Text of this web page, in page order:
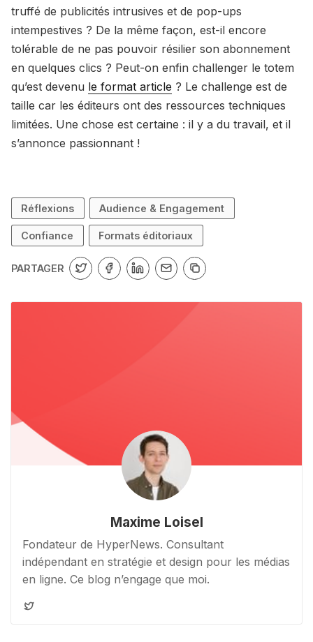
truffé de publicités intrusives et de pop-ups
intempestives ? De la même façon, est-il encore
tolérable de ne pas pouvoir résilier son abonnement
en quelques clics ? Peut-on enfin challenger le totem
qu’est devenu le format article ? Le challenge est de
taille car les éditeurs ont des ressources techniques
limitées. Une chose est certaine : il y a du travail, et il
s’annonce passionnant !
Réflexions Audience & Engagement
Confiance Formats éditoriaux
PARTAGER
Maxime Loisel
Fondateur de HyperNews. Consultant
indépendant en stratégie et design pour les médias
en ligne. Ce blog n’engage que moi.